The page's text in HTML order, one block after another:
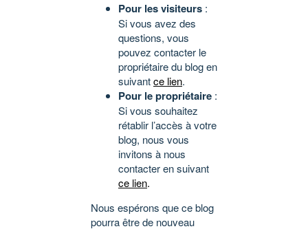
Pour les visiteurs :
Si vous avez des
questions, vous
pouvez contacter le
propriétaire du blog en
suivantce lien.
Pour le propriétaire :
Si vous souhaitez
rétablir l’accès à votre
blog, nous vous
invitons à nous
contacter en suivant
ce lien.
Nous espérons que ce blog
pourra être de nouveau